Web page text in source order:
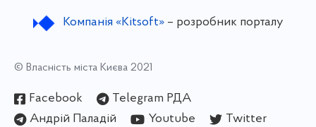
Компанія «Kitsoft»– розробник порталу
© Власність міста Києва 2021
Facebook
Telegram РДА
Андрій Паладій
Youtube Twitter